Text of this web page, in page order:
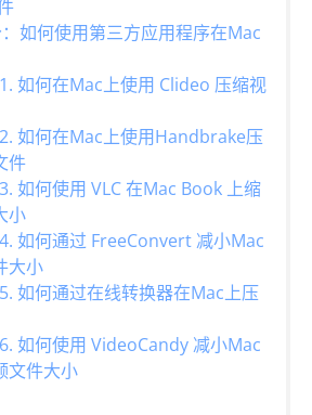
如何使用第三方应用程序在Mac
如何在Mac上使用 Clideo 压缩视
如何在Mac上使用Handbrake压
件
如何使用 VLC 在Mac Book 上缩
小
如何通过 FreeConvert 减小Mac
大小
如何通过在线转换器在Mac上压
如何使用 VideoCandy 减小Mac
文件大小